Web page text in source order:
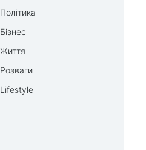
Політика
Бізнес
Життя
Розваги
Lifestyle